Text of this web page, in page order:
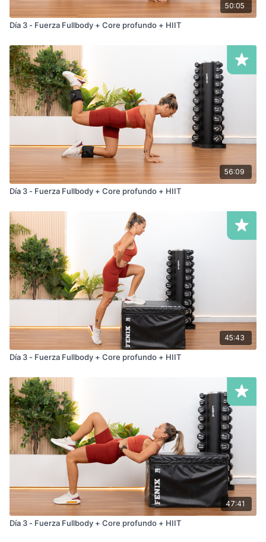
50:05
Día 3 - Fuerza Fullbody + Core profundo + HIIT
56:09
Día 3 - Fuerza Fullbody + Core profundo + HIIT
45:43
Día 3 - Fuerza Fullbody + Core profundo + HIIT
47:41
Día 3 - Fuerza Fullbody + Core profundo + HIIT